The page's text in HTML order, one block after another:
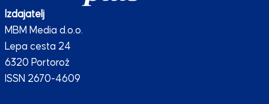
Izdajatelj
MBM Media d.o.o.
Lepa cesta 24
6320 Portorož
ISSN 2670-4609